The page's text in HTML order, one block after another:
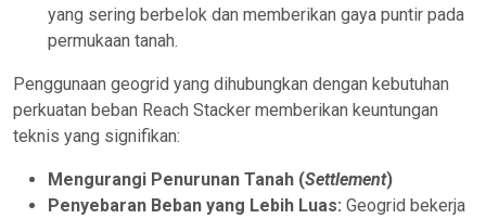
yang sering berbelok dan memberikan gaya puntir pada
permukaan tanah.
Penggunaan geogrid yang dihubungkan dengan kebutuhan
perkuatan beban Reach Stacker memberikan keuntungan
teknis yang signifikan:
Mengurangi Penurunan Tanah (Settlement)
Penyebaran Beban yang Lebih Luas: Geogrid bekerja